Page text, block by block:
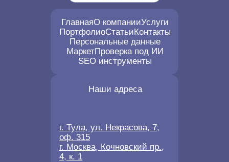
ГлавнаяО компанииУслуги
ПортфолиоСтатьиКонтакты
Персональные данные
МаркетПроверка под ИИ
SEO инструменты
Наши адреса
г. Тула, ул. Некрасова, 7,
оф. 315
г. Москва, Кочновский пр.,
4, к. 1